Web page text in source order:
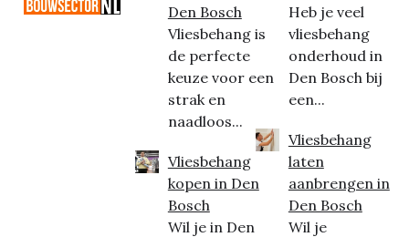
Den Bosch
Vliesbehang is
de perfecte
keuze voor een
strak en
naadloos...
Vliesbehang
kopen in Den
Bosch
Wil je in Den
Heb je veel
vliesbehang
onderhoud in
Den Bosch bij
een...
Vliesbehang
laten
aanbrengen in
Den Bosch
Wil je